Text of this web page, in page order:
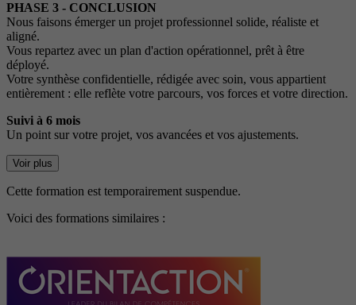
PHASE 3 - CONCLUSION
Nous faisons émerger un projet professionnel solide, réaliste et
aligné.
Vous repartez avec un plan d'action opérationnel, prêt à être
déployé.
Votre synthèse confidentielle, rédigée avec soin, vous appartient
entièrement : elle reflète votre parcours, vos forces et votre direction.
Suivi à 6 mois
Un point sur votre projet, vos avancées et vos ajustements.
Voir plus
Cette formation est temporairement suspendue.
Voici des formations similaires :